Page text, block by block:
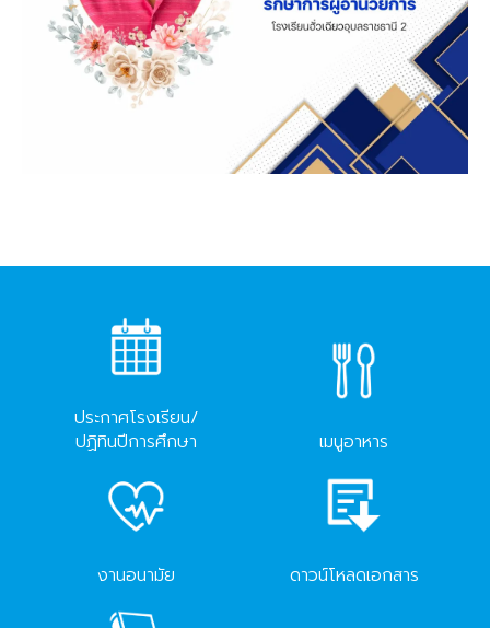
ประกาศโรงเรียน/
ปฏิทินปีการศึกษา
เมนูอาหาร
งานอนามัย ดาวน์โหลดเอกสาร